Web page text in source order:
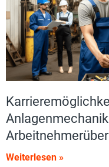
Weiterlesen »